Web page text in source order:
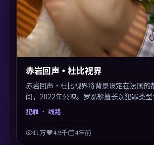
赤岩回声·杜比视界
赤岩回声·杜比视界将背景设定在法国的
间，2022年公映。罗泓轸擅长以犯罪类
题，节奏张弛有度，留白处耐人寻味。剪
犯罪 · 线路
11万 4.9千 4年前